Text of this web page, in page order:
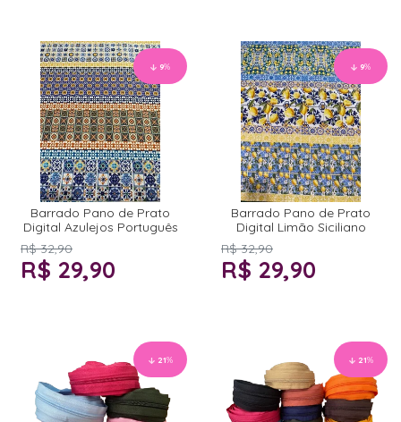
9%
Barrado Pano de Prato
Digital Azulejos Português
R$ 32,90
R$ 29,90
9%
Barrado Pano de Prato
Digital Limão Siciliano
R$ 32,90
R$ 29,90
21% 21%